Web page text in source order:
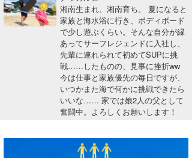
WAVE HUNTER波予想ツール
サーフィンエリアガイド
会員メニュー
今月のプレゼント
湘南生まれ、湘南育ち。 夏になると
家族と海水浴に行き、ボディボード
で少し遊ぶくらい。そんな自分が縁
あってサーフレジェンドに入社し、
先輩に連れられて初めてSUPに挑
戦……したものの、見事に挫折ww
今は仕事と家族優先の毎日ですが、
いつかまた海で何かに挑戦できたら
いいな…… 家では娘2人の父として
奮闘中。よろしくお願いします！
アート＆エンタメ
ショップ情報
ショップ情報